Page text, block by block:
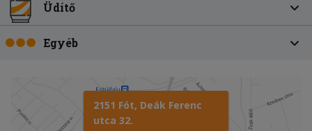
Üdítő
Egyéb
2151 Fót, Deák Ferenc
utca 32.